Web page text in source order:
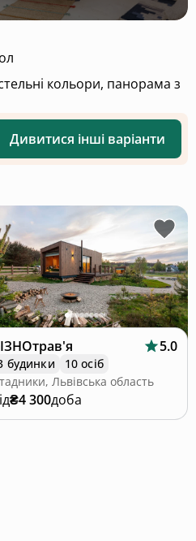
панорама з
Дивитися інші варіанти
5.0
будинки
10 осіб
Львівська область
₴4 300доба